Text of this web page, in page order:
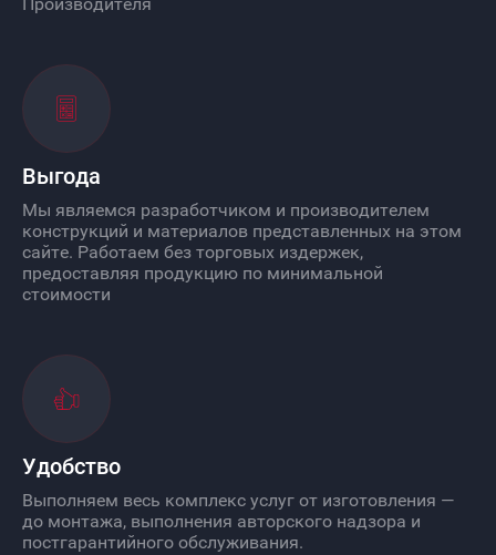
Производителя
Выгода
Мы являемся разработчиком и производителем
конструкций и материалов представленных на этом
сайте. Работаем без торговых издержек,
предоставляя продукцию по минимальной
стоимости
Удобство
Выполняем весь комплекс услуг от изготовления —
до монтажа, выполнения авторского надзора и
постгарантийного обслуживания.